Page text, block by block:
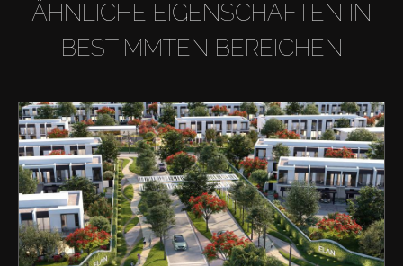
ÄHNLICHE EIGENSCHAFTEN IN
BESTIMMTEN BEREICHEN